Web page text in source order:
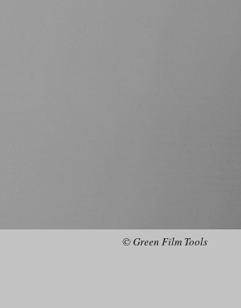
© Green Film Tools